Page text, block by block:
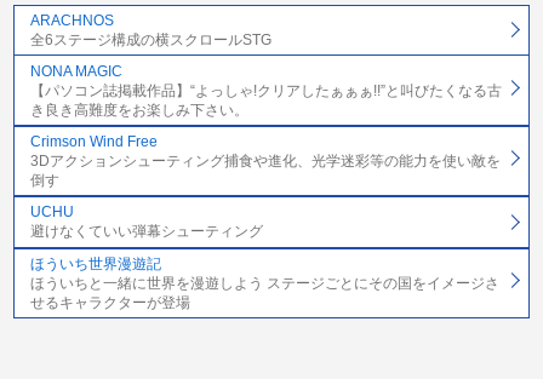
ARACHNOS
全6ステージ構成の横スクロールSTG
NONA MAGIC
【パソコン誌掲載作品】“よっしゃ!クリアしたぁぁぁ!!”と叫びたくなる古
き良き高難度をお楽しみ下さい。
Crimson Wind Free
3Dアクションシューティング捕食や進化、光学迷彩等の能力を使い敵を
倒す
UCHU
避けなくていい弾幕シューティング
ほういち世界漫遊記
ほういちと一緒に世界を漫遊しよう ステージごとにその国をイメージさ
せるキャラクターが登場